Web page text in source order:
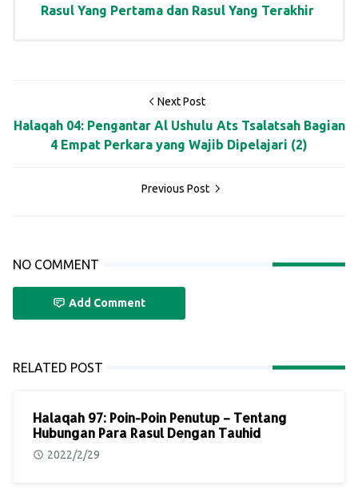
Rasul Yang Pertama dan Rasul Yang Terakhir
Next Post
Halaqah 04: Pengantar Al Ushulu Ats Tsalatsah Bagian
4 Empat Perkara yang Wajib Dipelajari (2)
Previous Post
NO COMMENT
Add Comment
RELATED POST
Halaqah 97: Poin-Poin Penutup – Tentang
Hubungan Para Rasul Dengan Tauhid
2022/2/29